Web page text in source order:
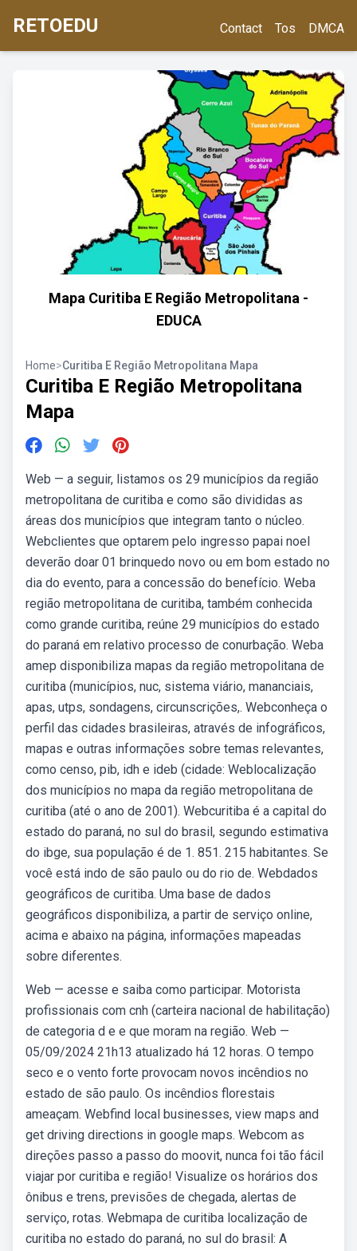
RETOEDU Contact Tos DMCA
Mapa Curitiba E Região Metropolitana -
EDUCA
Home>Curitiba E Região Metropolitana Mapa
Curitiba E Região Metropolitana
Mapa
Web — a seguir, listamos os 29 municípios da região
metropolitana de curitiba e como são divididas as
áreas dos municípios que integram tanto o núcleo.
Webclientes que optarem pelo ingresso papai noel
deverão doar 01 brinquedo novo ou em bom estado no
dia do evento, para a concessão do benefício. Weba
região metropolitana de curitiba, também conhecida
como grande curitiba, reúne 29 municípios do estado
do paraná em relativo processo de conurbação. Weba
amep disponibiliza mapas da região metropolitana de
curitiba (municípios, nuc, sistema viário, mananciais,
apas, utps, sondagens, circunscrições,. Webconheça o
perfil das cidades brasileiras, através de infográficos,
mapas e outras informações sobre temas relevantes,
como censo, pib, idh e ideb (cidade: Weblocalização
dos municípios no mapa da região metropolitana de
curitiba (até o ano de 2001). Webcuritiba é a capital do
estado do paraná, no sul do brasil, segundo estimativa
do ibge, sua população é de 1. 851. 215 habitantes. Se
você está indo de são paulo ou do rio de. Webdados
geográficos de curitiba. Uma base de dados
geográficos disponibiliza, a partir de serviço online,
acima e abaixo na página, informações mapeadas
sobre diferentes.
Web — acesse e saiba como participar. Motorista
profissionais com cnh (carteira nacional de habilitação)
de categoria d e e que moram na região. Web —
05/09/2024 21h13 atualizado há 12 horas. O tempo
seco e o vento forte provocam novos incêndios no
estado de são paulo. Os incêndios florestais
ameaçam. Webfind local businesses, view maps and
get driving directions in google maps. Webcom as
direções passo a passo do moovit, nunca foi tão fácil
viajar por curitiba e região! Visualize os horários dos
ônibus e trens, previsões de chegada, alertas de
serviço, rotas. Webmapa de curitiba localização de
curitiba no estado do paraná, no sul do brasil: A